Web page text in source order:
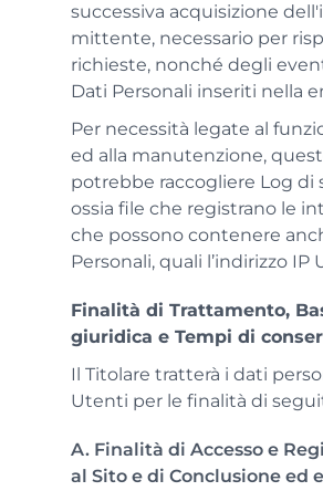
successiva acquisizione
mittente, necessario per
richieste, nonché degli
Dati Personali inseriti nella
Per necessità legate al
ed alla manutenzione,
potrebbe raccogliere Log di
ossia file che registrano le
che possono contenere
Personali, quali l’indirizzo IP
Finalità di Trattamento,
giuridica e Tempi di
Il Titolare tratterà i dati
Utenti per le finalità di
A. Finalità di Accesso e
al Sito e di Conclusione ed